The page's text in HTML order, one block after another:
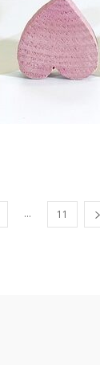
... 11